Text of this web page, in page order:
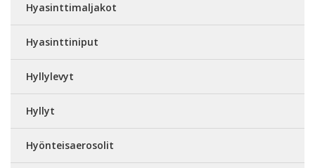
Hyasinttimaljakot
Hyasinttiniput
Hyllylevyt
Hyllyt
Hyönteisaerosolit